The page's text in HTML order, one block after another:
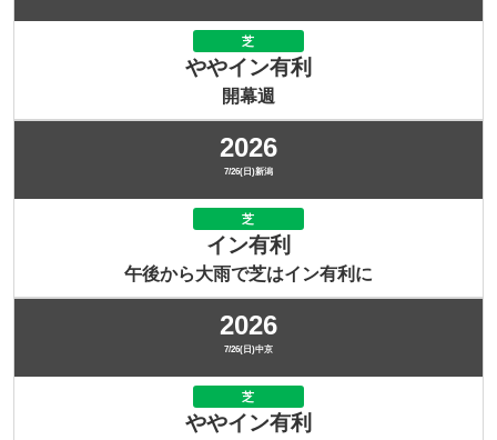
芝
ややイン有利
開幕週
2026
7/26(日)新潟
芝
イン有利
午後から大雨で芝はイン有利に
2026
7/26(日)中京
芝
ややイン有利